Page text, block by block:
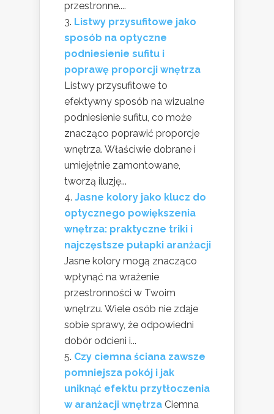
przestronne....
Listwy przysufitowe jako
sposób na optyczne
podniesienie sufitu i
poprawę proporcji wnętrza
Listwy przysufitowe to
efektywny sposób na wizualne
podniesienie sufitu, co może
znacząco poprawić proporcje
wnętrza. Właściwie dobrane i
umiejętnie zamontowane,
tworzą iluzję...
Jasne kolory jako klucz do
optycznego powiększenia
wnętrza: praktyczne triki i
najczęstsze pułapki aranżacji
Jasne kolory mogą znacząco
wpłynąć na wrażenie
przestronności w Twoim
wnętrzu. Wiele osób nie zdaje
sobie sprawy, że odpowiedni
dobór odcieni i...
Czy ciemna ściana zawsze
pomniejsza pokój i jak
uniknąć efektu przytłoczenia
w aranżacji wnętrza Ciemna